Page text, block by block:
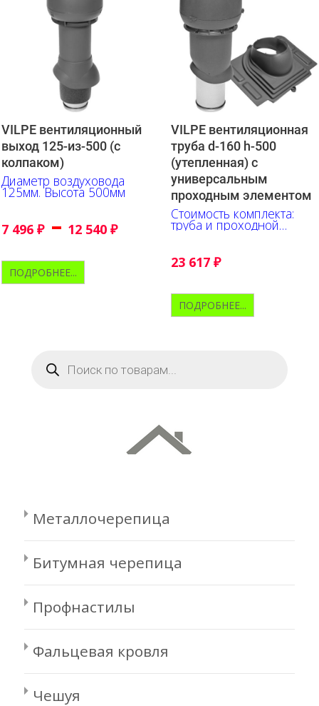
VILPE вентиляционный
выход 125-из-500 (с
колпаком)
Диаметр воздуховода
125мм. Высота 500мм
7 496 ₽ – 12 540 ₽
ПОДРОБНЕЕ...
VILPE вентиляционная
труба d-160 h-500
(утепленная) с
универсальным
проходным элементом
Стоимость комплекта:
труба и проходной
элемент
23 617 ₽
ПОДРОБНЕЕ...
товаров
Металлочерепица
Битумная черепица
Профнастилы
Фальцевая кровля
Чешуя